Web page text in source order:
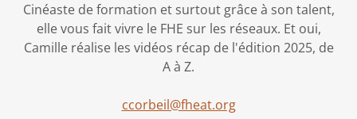
Cinéaste de formation et surtout grâce à son talent,
elle vous fait vivre le FHE sur les réseaux. Et oui,
Camille réalise les vidéos récap de l'édition 2025, de
A à Z.
ccorbeil@fheat.org